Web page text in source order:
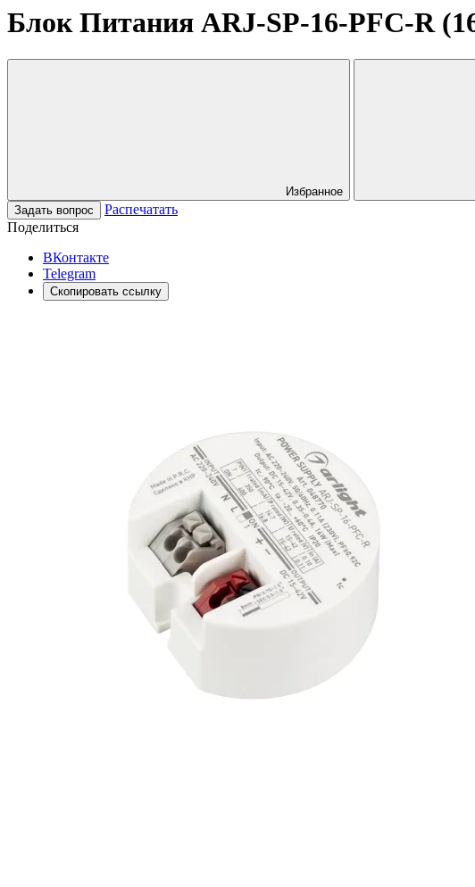
Блок Питания ARJ-SP-16-PFC-R
Избранное
Задать вопрос
Распечатать
Поделиться
ВКонтакте
Telegram
Скопировать ссылку